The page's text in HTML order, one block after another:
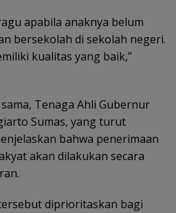
apabila anaknya belum
bersekolah di sekolah negeri.
kualitas yang baik,”
Tenaga Ahli Gubernur
Sumas, yang turut
bahwa penerimaan
akan dilakukan secara
diprioritaskan bagi